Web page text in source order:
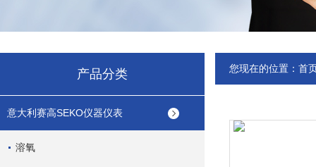
产品分类
意大利赛高SEKO仪器仪表
溶氧
您现在的位置： 首